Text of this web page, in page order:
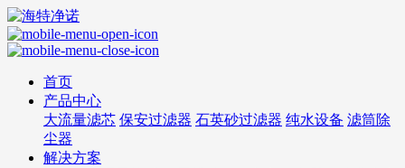
首页
产品中心
大流量滤芯 保安过滤器 石英砂过滤器 纯水设备 滤筒除
尘器
解决方案